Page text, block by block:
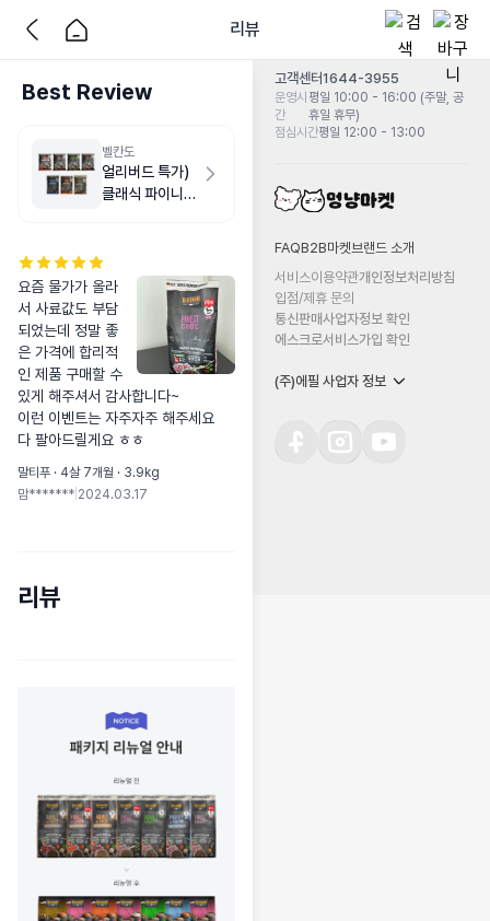
리뷰
Best Review
벨칸도
얼리버드 특가)
클래식 파이니스
요즘 물가가 올라
서 사료값도 부담
되었는데 정말 좋
은 가격에 합리적
인 제품 구매할 수
있게 해주셔서 감사합니다~
이런 이벤트는 자주자주 해주세요
다 팔아드릴게요 ㅎㅎ
말티푸 · 4살 7개월 · 3.9kg
맘******* 2024.03.17
리뷰
고객센터1644-3955
운영시
간
평일 10:00 - 16:00 (주말, 공
휴일 휴무)
점심시간평일 12:00 - 13:00
FAQB2B마켓 브랜드 소개
서비스이용약관개인정보처리방침
입점/제휴 문의
통신판매사업자정보 확인
에스크로서비스가입 확인
(주)에필 사업자 정보